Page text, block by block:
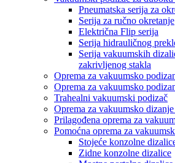
Pneumatska serija za
Serija za ručno okretanje
Električna Flip serija
Serija hidrauličnog
Serija vakuumskih
zakrivljenog stakla
Oprema za vakuumsko
Oprema za vakuumsko
Trahealni vakuumski podizač
Oprema za vakuumsko dizanje
Prilagođena oprema za
Pomoćna oprema za
Stojeće konzolne
Zidne konzolne dizalice